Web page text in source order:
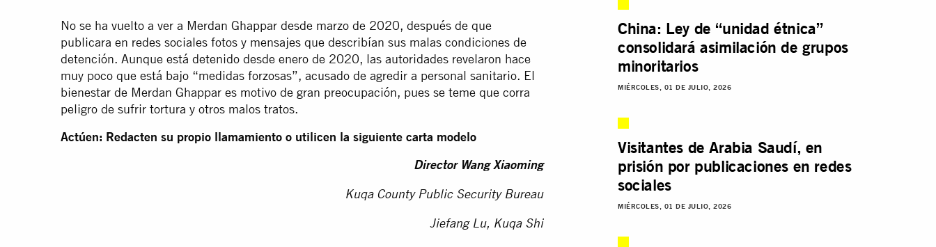
No se ha vuelto a ver a Merdan Ghappar desde marzo de 2020, después de que
publicara en redes sociales fotos y mensajes que describían sus malas condiciones de
detención. Aunque está detenido desde enero de 2020, las autoridades revelaron hace
muy poco que está bajo “medidas forzosas”, acusado de agredir a personal sanitario. El
bienestar de Merdan Ghappar es motivo de gran preocupación, pues se teme que corra
peligro de sufrir tortura y otros malos tratos.
Actúen: Redacten su propio llamamiento o utilicen la siguiente carta modelo
Director Wang Xiaoming
Kuqa County Public Security Bureau
Jiefang Lu, Kuqa Shi
China: Ley de “unidad étnica”
consolidará asimilación de grupos
minoritarios
MIÉRCOLES, 01 DE JULIO, 2026
Visitantes de Arabia Saudí, en
prisión por publicaciones en redes
sociales
MIÉRCOLES, 01 DE JULIO, 2026